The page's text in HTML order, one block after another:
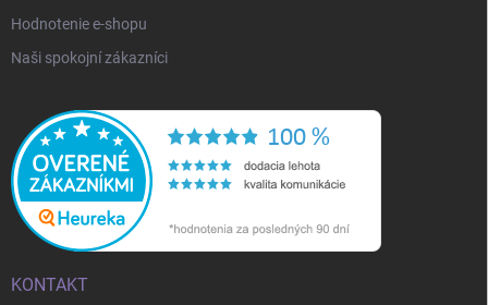
Hodnotenie e-shopu
Naši spokojní zákazníci
KONTAKT